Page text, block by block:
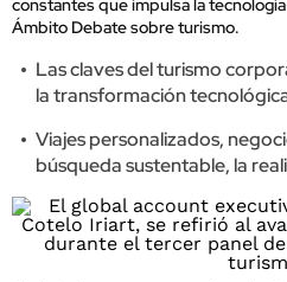
constantes que impulsa la
Ámbito Debate sobre turismo.
Las claves del turismo
la transformación
Viajes personalizados,
búsqueda sustentable, la